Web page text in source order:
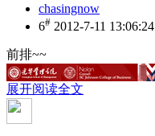
chasingnow
6# 2012-7-11 13:06:24
前排~~
展开阅读全文